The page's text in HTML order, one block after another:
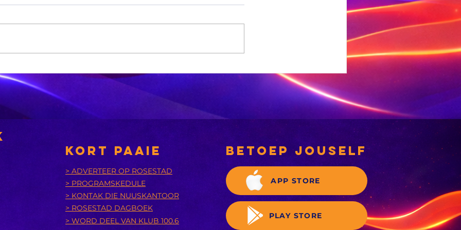
Xhariep kry
eers in 2031 'n
nuwe
munisipaliteit
‘ANC-
burgemeesterskandidate
is deeglik gekeur’
betoep jouself
APP STORE
PLAY STORE
KORT PAAIE
> ADVERTEER OP ROSESTAD
> PROGRAMSKEDULE
> KONTAK DIE NUUSKANTOOR
> ROSESTAD DAGBOEK
> WORD DEEL VAN KLUB 100.6